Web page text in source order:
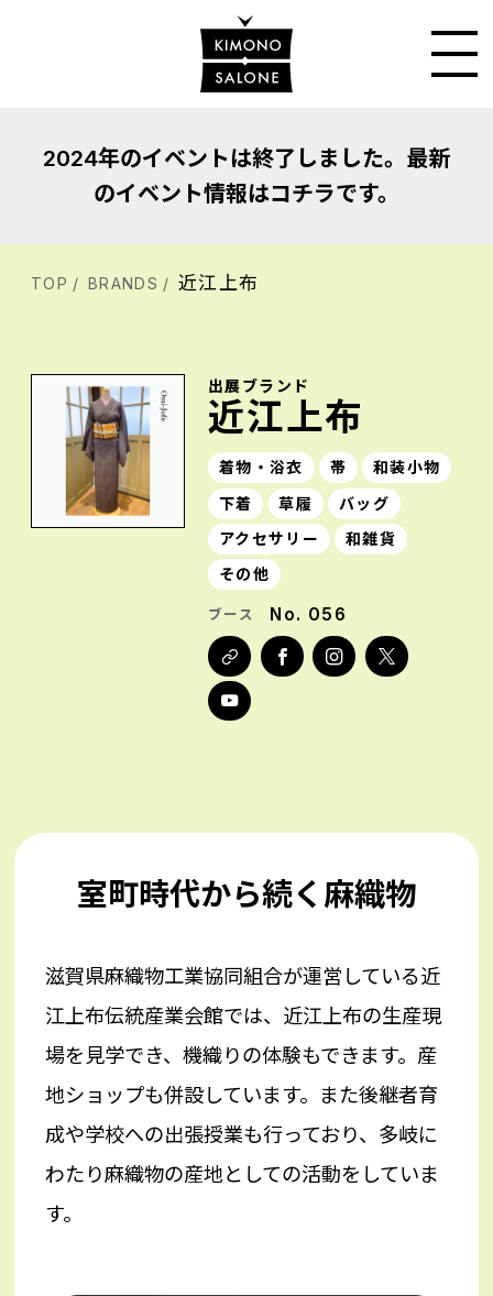
2024年のイベントは終了しました。最新
のイベント情報はコチラです。
TOP BRANDS 近江上布
出展ブランド
近江上布
着物・浴衣 帯
和装小物
下着
草履
バッグ
アクセサリー
和雑貨
その他
ブース No. 056
室町時代から続く麻織物
滋賀県麻織物工業協同組合が運営している近
江上布伝統産業会館では、近江上布の生産現
場を見学でき、機織りの体験もできます。産
地ショップも併設しています。また後継者育
成や学校への出張授業も行っており、多岐に
わたり麻織物の産地としての活動をしていま
す。